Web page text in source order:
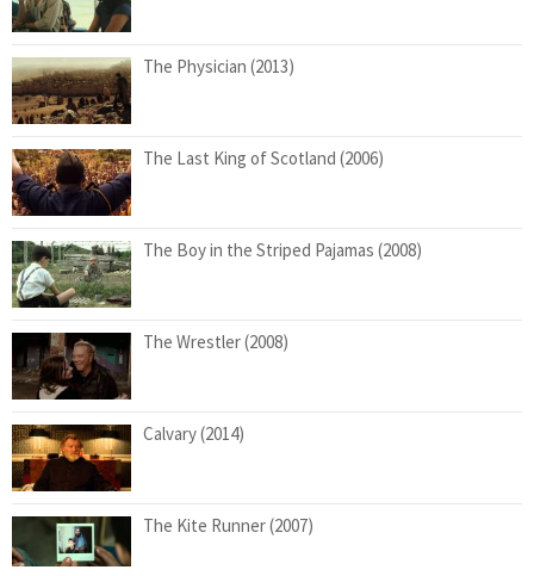
The Physician (2013)
The Last King of Scotland (2006)
The Boy in the Striped Pajamas (2008)
The Wrestler (2008)
Calvary (2014)
The Kite Runner (2007)